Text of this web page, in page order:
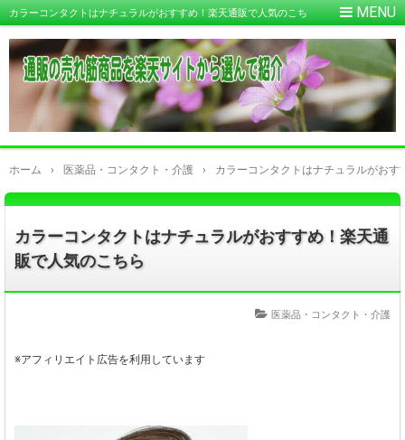
カラーコンタクトはナチュラルがおすすめ！楽天通販で人気のこち
ら
ホーム › 医薬品・コンタクト・介護 › カラーコンタクトはナチュラルがお
カラーコンタクトはナチュラルがおすすめ！楽天通
販で人気のこちら
医薬品・コンタクト・介護
※アフィリエイト広告を利用しています